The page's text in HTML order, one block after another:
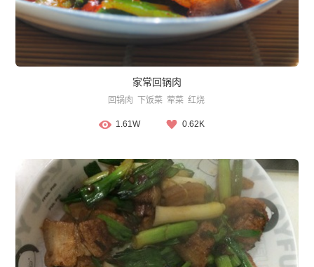
家常回锅肉
回锅肉 下饭菜 荤菜 红烧
1.61W 0.62K